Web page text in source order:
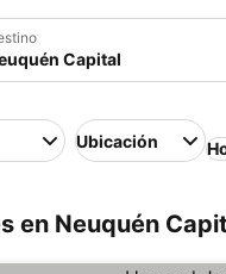
Ubicación
en Neuquén